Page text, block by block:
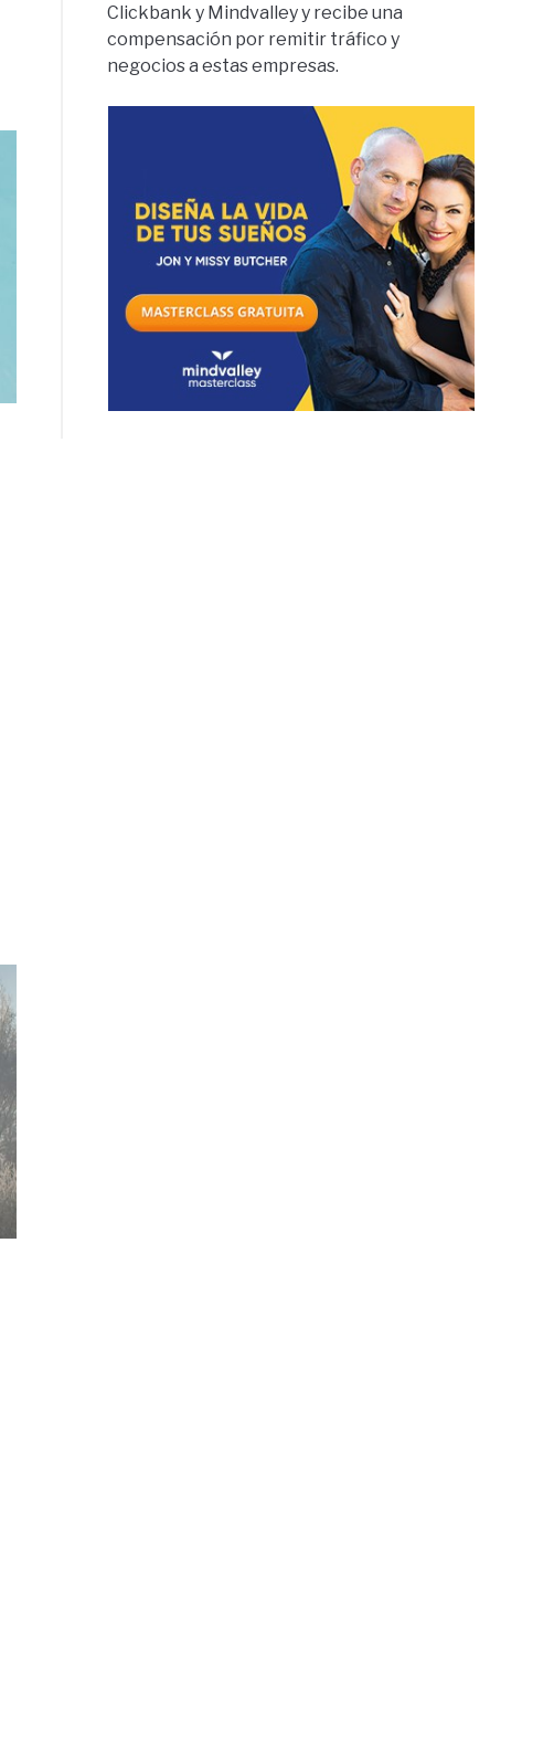
Clickbank y Mindvalley y recibe una
compensación por remitir tráfico y
negocios a estas empresas.